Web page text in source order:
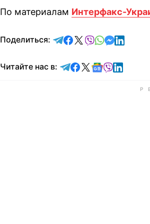
По материалам Интерфакс-
Поделиться: отправить в Telegram
поделиться в
поделиться в X
отправить в
отправить
Читайте нас в: Читайте в Telegram
Читайте в
Читайте в X
Читайте в
Читайте